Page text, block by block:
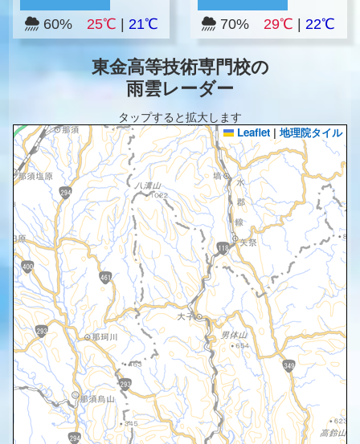
60% 25℃ 21℃ 70%29℃ 22℃
東金高等技術専門校の
雨雲レーダー
タップすると拡大します
Leaflet | 地理院タイル